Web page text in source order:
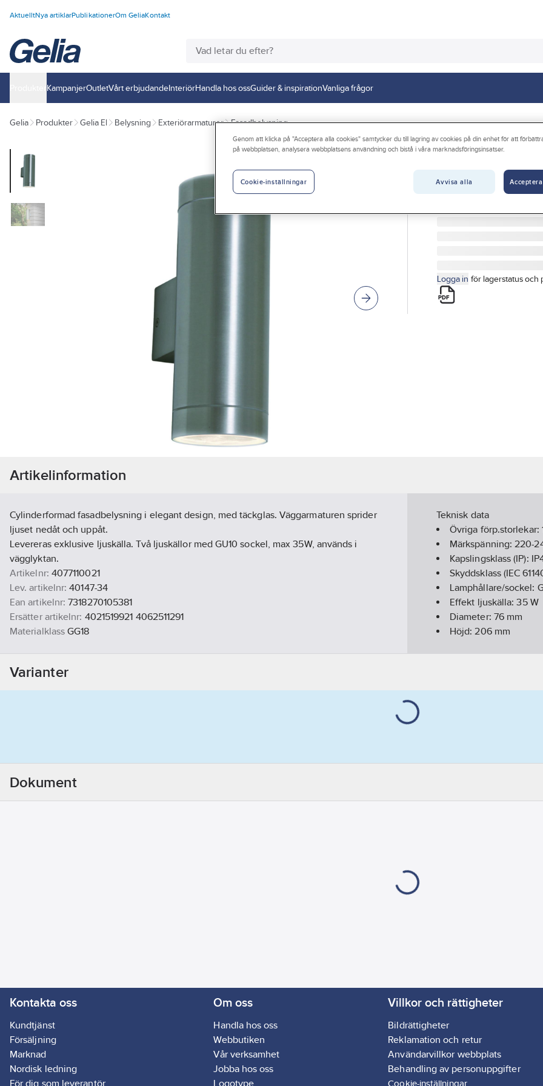
AktuelltNya artiklarPublikationerOm GeliaKontakt
KampanjerOutletVårt erbjudandeInteriörHandla hos ossGuider & inspirationVanliga frågor
Gelia Produkter Gelia El Belysning Exteriörarmaturer Fasadbelysning
GELIA - LIGHT 4 HOME
Vägglykta tub,
VÄGGARMATUR TUBE
Logga in för lagerstatus och
Artikelinformation
Cylinderformad fasadbelysning i elegant design, med täckglas. Väggarmaturen sprider
ljuset nedåt och uppåt.
Levereras exklusive ljuskälla. Två ljuskällor med GU10 sockel, max 35W, används i
vägglyktan.
Artikelnr: 4077110021
Lev. artikelnr: 40147-34
Ean artikelnr: 7318270105381
Ersätter artikelnr: 4021519921 4062511291
Materialklass GG18
Teknisk data
Övriga förp.storlekar:
Märkspänning:220-
Kapslingsklass (IP):
Skyddsklass (IEC
Lamphållare/sockel:
Effekt ljuskälla:35W
Diameter: 76mm
Höjd:206mm
Med ljuskälla:Nej
Varianter
Dokument
Kontakta oss
Kundtjänst
Försäljning
Marknad
Nordisk ledning
För dig som leverantör
Om oss
Handla hos oss
Webbutiken
Vår verksamhet
Jobba hos oss
Logotype
Villkor och rättigheter
Bildrättigheter
Reklamation och retur
Användarvillkor webbplats
Behandling av personuppgifter
Cookie-inställningar
Genom att klicka på "Acceptera alla cookies" samtycker du till lagring av cookies på din enhet för att
på webbplatsen, analysera webbplatsens användning och bistå i våra marknadsföringsinsatser.
Avvisa alla
Cookie-inställningar